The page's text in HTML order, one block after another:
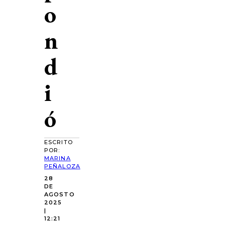
o
n
d
i
ó
ESCRITO
POR:
MARINA
PEÑALOZA
28
DE
AGOSTO
2025
|
12:21